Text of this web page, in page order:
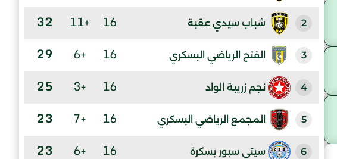
2 شباب سيدي عقبة 16
+11
32
3 الفتح الرياضي البسكري 16
+6
29
4 نجم زريبة الواد 16
+3
25
5 المجمع الرياضي البسكري 16
+7
23
6 سيتي سبور بسكرة 16
+6
23